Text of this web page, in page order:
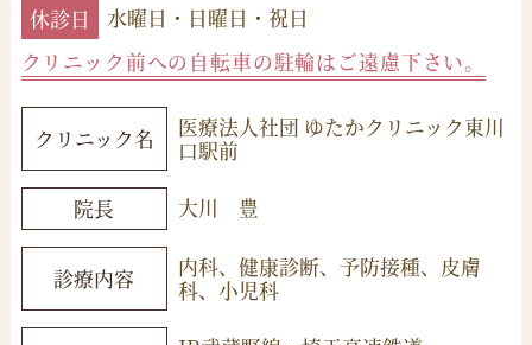
休診日 水曜日・日曜日・祝日
クリニック前への自転車の駐輪はご遠慮下さい。
クリニック名
医療法人社団 ゆたかクリニック東川
口駅前
院長 大川 豊
診療内容
内科、健康診断、予防接種、皮膚
科、小児科